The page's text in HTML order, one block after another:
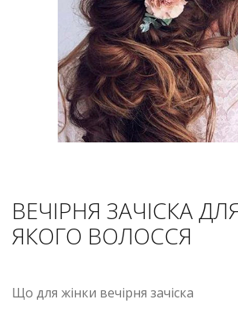
ВЕЧІРНЯ ЗАЧІСКА
ЯКОГО ВОЛОССЯ
Що для жінки вечірня зачіска